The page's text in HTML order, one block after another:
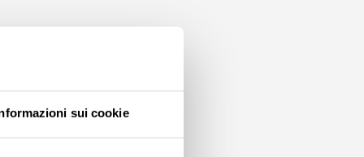
sui cookie
di accordi. Ciò
in tutti i settori,